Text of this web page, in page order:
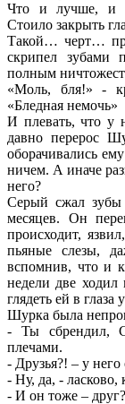
Что и лучше, и
Стоило закрыть
Такой… черт…
скрипел зубами
полным
«Моль, бля!» -
«Бледная немочь»
И плевать, что у
давно перерос
оборачивались
ничем. А иначе
него?
Серый сжал зубы
месяцев. Он
происходит,
пьяные слезы,
вспомнив, что и
недели две
глядеть ей в
Шурка была
- Ты сбрендил,
плечами.
- Друзья?! – у
- Ну, да, - ласково,
- И он тоже –